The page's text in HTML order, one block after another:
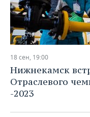
18 сен, 19:00
Нижнекамск
Отраслевого
-2023